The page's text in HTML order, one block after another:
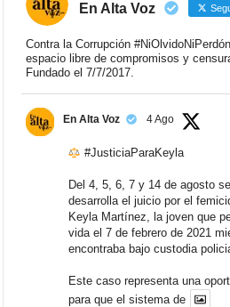
En Alta Voz
Contra la Corrupción
espacio libre de compromisos y
Fundado el 7/7/2017.
En Alta Voz 4 Ago
#JusticiaParaKeyla
Del 4, 5, 6, 7 y 14 de agosto se
desarrolla el juicio por el
Keyla Martínez, la joven que
vida el 7 de febrero de 2021
encontraba bajo custodia
Este caso representa una
para que el sistema de